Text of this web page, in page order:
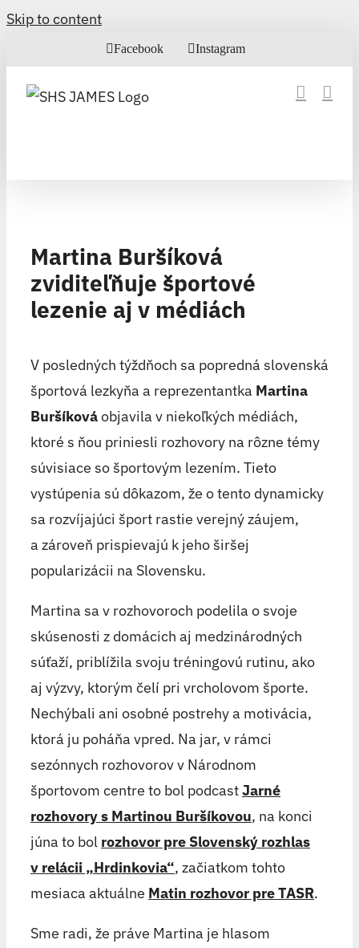
Skip to content
Facebook Instagram
Martina Buršíková
zviditeľňuje športové
lezenie aj v médiách
V posledných týždňoch sa popredná slovenská
športová lezkyňa a reprezentantka Martina
Buršíkováobjavila v niekoľkých médiách,
ktoré s ňou priniesli rozhovory na rôzne témy
súvisiace so športovým lezením. Tieto
vystúpenia sú dôkazom, že o tento dynamicky
sa rozvíjajúci šport rastie verejný záujem,
a zároveň prispievajú k jeho širšej
popularizácii na Slovensku.
Martina sa v rozhovoroch podelila o svoje
skúsenosti z domácich aj medzinárodných
súťaží, priblížila svoju tréningovú rutinu, ako
aj výzvy, ktorým čelí pri vrcholovom športe.
Nechýbali ani osobné postrehy a motivácia,
ktorá ju poháňa vpred. Na jar, v rámci
sezónnych rozhovorov v Národnom
športovom centre to bol podcastJarné
rozhovory s Martinou Buršíkovou, na konci
júna to bol rozhovor pre Slovenský rozhlas
v relácii „Hrdinkovia“, začiatkom tohto
mesiaca aktuálne Matin rozhovor pre TASR.
Sme radi, že práve Martina je hlasom